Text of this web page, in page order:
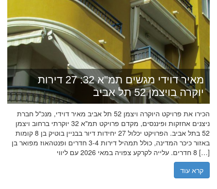
מאיר דוידי מגשים תמ"א 32: 27 דירות
יוקרה בויצמן 52 תל אביב
הכירו את פרויקט היוקרה ויצמן 52 תל אביב מאיר דוידי, מנכ"ל חברת
ניצנים אחזקות ופיננסים, מקדם פרויקט תמ"א 32 יוקרתי ברחוב ויצמן
52 בתל אביב. הפרויקט יכלול 27 יחידות דיור בבניין בוטיק בן 8 קומות
באזור כיכר המדינה, כולל תמהיל דירות 3-4 חדרים ופנטהאוז מפואר בן
8 חדרים. עלייה לקרקע צפויה במאי 2026 עם ליווי […]
קרא עוד